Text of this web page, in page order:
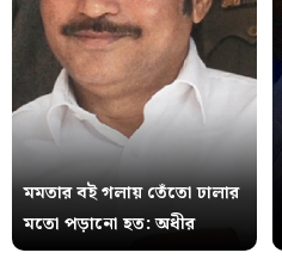
মমতার বই গলায় তেঁতো ঢালার
মতো পড়ানো হত: অধীর